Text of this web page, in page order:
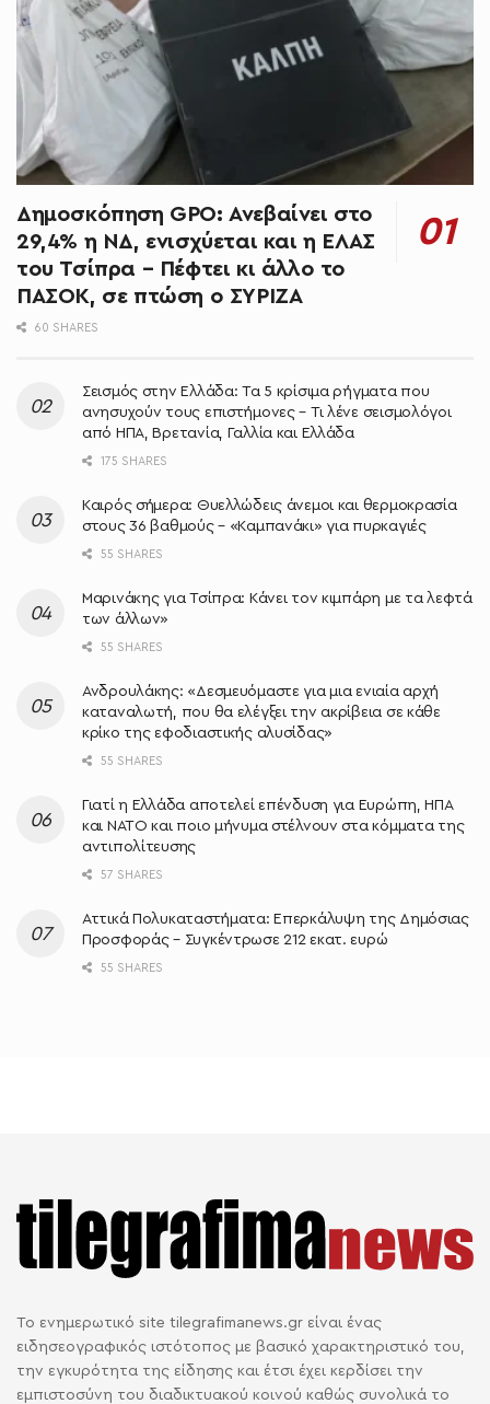
Δημοσκόπηση GPO: Ανεβαίνει στο
29,4% η ΝΔ, ενισχύεται και η ΕΛΑΣ
του Τσίπρα – Πέφτει κι άλλο το
ΠΑΣΟΚ, σε πτώση ο ΣΥΡΙΖΑ
60 SHARES
Σεισμός στην Ελλάδα: Τα 5 κρίσιμα ρήγματα που
ανησυχούν τους επιστήμονες – Τι λένε σεισμολόγοι
από ΗΠΑ, Βρετανία, Γαλλία και Ελλάδα
175 SHARES
Καιρός σήμερα: Θυελλώδεις άνεμοι και θερμοκρασία
στους 36 βαθμούς – «Καμπανάκι» για πυρκαγιές
55 SHARES
Μαρινάκης για Τσίπρα: Κάνει τον κιμπάρη με τα λεφτά
των άλλων»
55 SHARES
Ανδρουλάκης: «Δεσμευόμαστε για μια ενιαία αρχή
καταναλωτή, που θα ελέγξει την ακρίβεια σε κάθε
κρίκο της εφοδιαστικής αλυσίδας»
55 SHARES
Γιατί η Ελλάδα αποτελεί επένδυση για Ευρώπη, ΗΠΑ
και ΝΑΤΟ και ποιο μήνυμα στέλνουν στα κόμματα της
αντιπολίτευσης
57 SHARES
Αττικά Πολυκαταστήματα: Επερκάλυψη της Δημόσιας
Προσφοράς – Συγκέντρωσε 212 εκατ. ευρώ
55 SHARES
Το ενημερωτικό site tilegrafimanews.gr είναι ένας
ειδησεογραφικός ιστότοπος με βασικό χαρακτηριστικό του,
την εγκυρότητα της είδησης και έτσι έχει κερδίσει την
εμπιστοσύνη του διαδικτυακού κοινού καθώς συνολικά το